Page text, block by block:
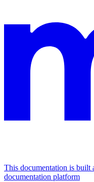
This documentation is built
documentation platform